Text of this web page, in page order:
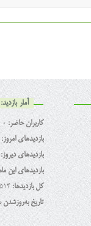
آمار بازدید:
کاربران حاضر: 0
بازدیدهای
بازدیدهای
بازدیدهای این
کل بازدیدها:
تاریخ